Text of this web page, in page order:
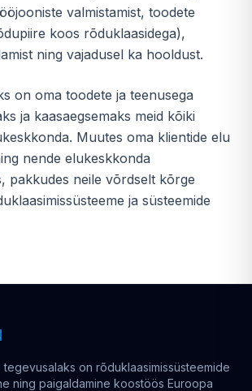
valmistamist, toodete
koos rõduklaasidega),
ning vajadusel ka hooldust.
on oma toodete ja teenusega
ja kaasaegsemaks meid kõiki
Muutes oma klientide elu
nende elukeskkonda
pakkudes neile võrdselt kõrge
ja süsteemide
tegevusalaks on rõduklaasimissüsteemide
ning paigaldamine koostöös Euroopa